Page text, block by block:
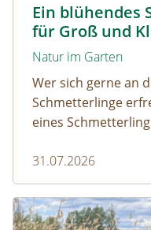
Ein blühendes
für Groß und
Natur im Garten
Wer sich gerne an
Schmetterlinge
eines
dürfen ausreichend
ohne Raupen gibt
Schmetterlinge!
31.07.2026
Naturmagazin: Die
Die Rückkehr der Big